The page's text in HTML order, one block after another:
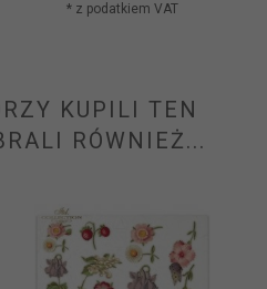
* z podatkiem VAT
KUPILI TEN
RÓWNIEŻ...